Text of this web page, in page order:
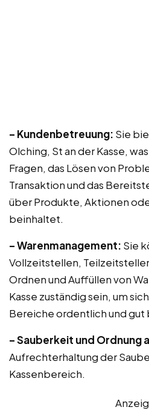
– Kundenbetreuung: Sie
Olching, St an der Kasse,
Fragen, das Lösen von
Transaktion und das
über Produkte, Aktionen
beinhaltet.
– Warenmanagement: Sie
Vollzeitstellen,
Ordnen und Auffüllen von
Kasse zuständig sein, um
Bereiche ordentlich und gut
– Sauberkeit und Ordnung
Aufrechterhaltung der
Kassenbereich.